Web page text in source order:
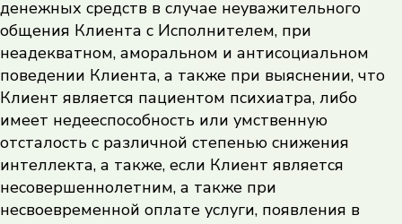
денежных средств в случае неуважительного
общения Клиента с Исполнителем, при
неадекватном, аморальном и антисоциальном
поведении Клиента, а также при выяснении, что
Клиент является пациентом психиатра, либо
имеет недееспособность или умственную
отсталость с различной степенью снижения
интеллекта, а также, если Клиент является
несовершеннолетним, а также при
несвоевременной оплате услуги, появления в